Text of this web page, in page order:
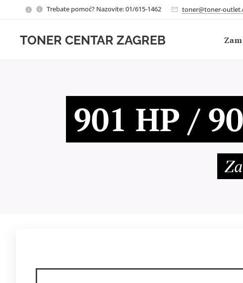
Trebate pomoć? Nazovite: 01/615-1462 toner@toner-
TONER CENTAR ZAGREB
901 HP /